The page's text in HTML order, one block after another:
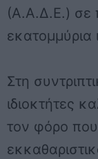
(Α.Α.Δ.Ε.) σε
εκατομμύρια
Στη
ιδιοκτήτες
τον φόρο